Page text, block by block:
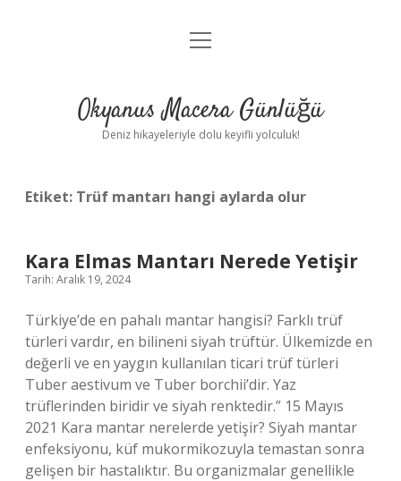
Anasayfa
Yasal Uyarı
menüyü
Okyanus Macera Günlüğü
Deniz hikayeleriyle dolu keyifli yolculuk!
Etiket: Trüf mantarı hangi aylarda olur
Kara Elmas Mantarı Nerede Yetişir
Tarih: Aralık 19, 2024
Türkiye’de en pahalı mantar hangisi? Farklı trüf
türleri vardır, en bilineni siyah trüftür. Ülkemizde en
değerli ve en yaygın kullanılan ticari trüf türleri
Tuber aestivum ve Tuber borchii’dir. Yaz
trüflerinden biridir ve siyah renktedir.” 15 Mayıs
2021 Kara mantar nerelerde yetişir? Siyah mantar
enfeksiyonu, küf mukormikozuyla temastan sonra
gelişen bir hastalıktır. Bu organizmalar genellikle